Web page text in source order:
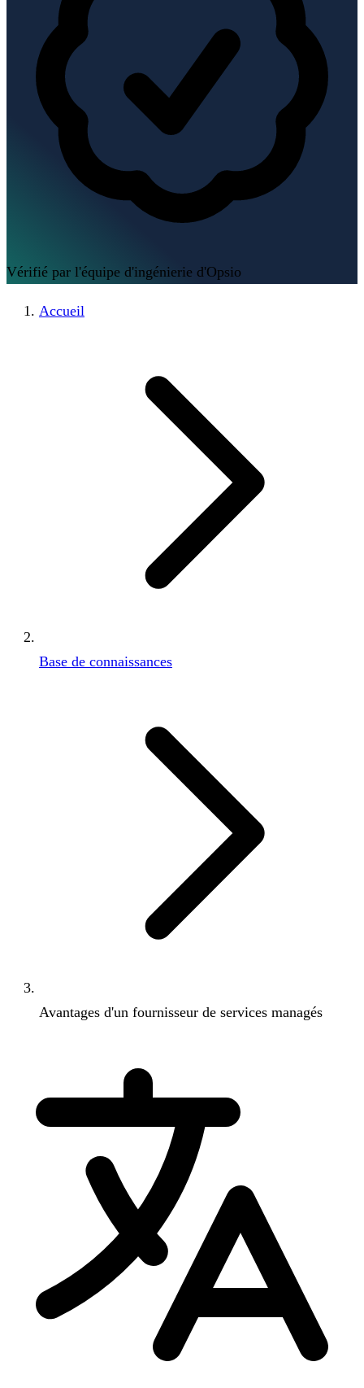
Vérifié par l'équipe d'ingénierie d'Opsio
Accueil
Base de connaissances
Avantages d'un fournisseur de services managés